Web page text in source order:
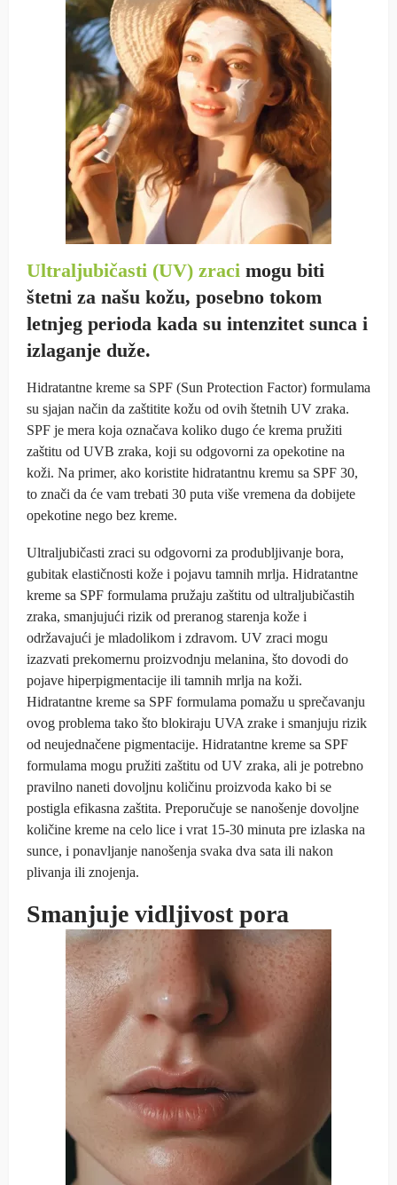
Ultraljubičasti (UV) zraci mogu biti
štetni za našu kožu, posebno tokom
letnjeg perioda kada su intenzitet sunca i
izlaganje duže.
Hidratantne kreme sa SPF (Sun Protection Factor) formulama
su sjajan način da zaštitite kožu od ovih štetnih UV zraka.
SPF je mera koja označava koliko dugo će krema pružiti
zaštitu od UVB zraka, koji su odgovorni za opekotine na
koži. Na primer, ako koristite hidratantnu kremu sa SPF 30,
to znači da će vam trebati 30 puta više vremena da dobijete
opekotine nego bez kreme.
Ultraljubičasti zraci su odgovorni za produbljivanje bora,
gubitak elastičnosti kože i pojavu tamnih mrlja. Hidratantne
kreme sa SPF formulama pružaju zaštitu od ultraljubičastih
zraka, smanjujući rizik od preranog starenja kože i
održavajući je mladolikom i zdravom. UV zraci mogu
izazvati prekomernu proizvodnju melanina, što dovodi do
pojave hiperpigmentacije ili tamnih mrlja na koži.
Hidratantne kreme sa SPF formulama pomažu u sprečavanju
ovog problema tako što blokiraju UVA zrake i smanjuju rizik
od neujednačene pigmentacije. Hidratantne kreme sa SPF
formulama mogu pružiti zaštitu od UV zraka, ali je potrebno
pravilno naneti dovoljnu količinu proizvoda kako bi se
postigla efikasna zaštita. Preporučuje se nanošenje dovoljne
količine kreme na celo lice i vrat 15-30 minuta pre izlaska na
sunce, i ponavljanje nanošenja svaka dva sata ili nakon
plivanja ili znojenja.
Smanjuje vidljivost pora